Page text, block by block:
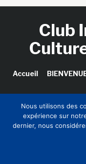
Club
Accueil
Copyright © 2026
Nous utilisons des
expérience sur
dernier, nous